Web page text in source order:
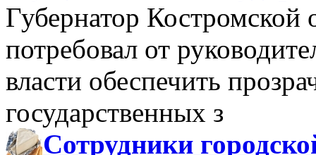
Губернатор Костромской
потребовал от
власти обеспечить
государственных з
Сотрудники